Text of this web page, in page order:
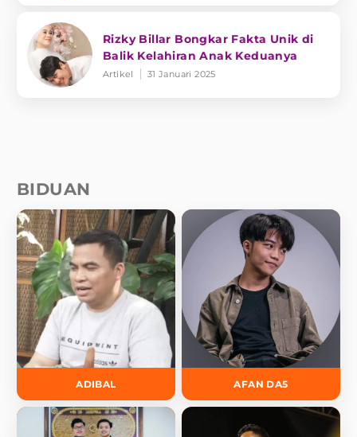
Rizky Billar Bongkar Fakta Unik di
Balik Kelahiran Anak Keduanya
Artikel 31 Januari 2025
BIDUAN
ADIBAL AFAN DA5